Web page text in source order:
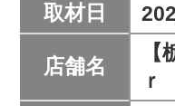
取材日
店舗名
ｒ